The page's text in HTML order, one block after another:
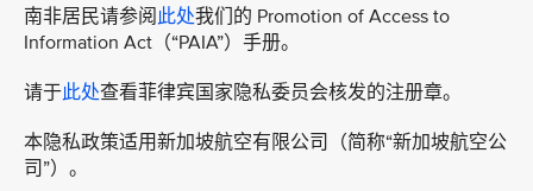
南非居民请参阅此处我们的 Promotion of Access to
Information Act（“PAIA”）手册。
请于此处查看菲律宾国家隐私委员会核发的注册章。
本隐私政策适用新加坡航空有限公司（简称“新加坡航空公
司”）。